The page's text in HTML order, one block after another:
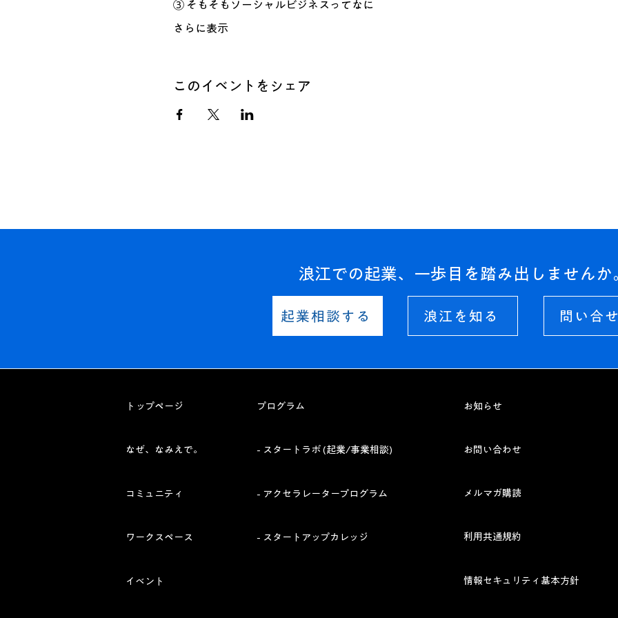
③ そもそもソーシャルビジネスってなに
さらに表示
このイベントをシェア
浪江での起業、一歩目を踏み出しませんか
起業相談する 浪江を知る 問い合
トップページ
​なぜ、なみえで。
​コミュニティ
ワークスペース
プログラム
- スタートラボ (起業/事業相談)
- アクセラレータープログラム
- スタートアップカレッジ
イベント
お知らせ
お問い合わせ
メルマガ購読
利用共通規約
情報セキュリティ基本方針